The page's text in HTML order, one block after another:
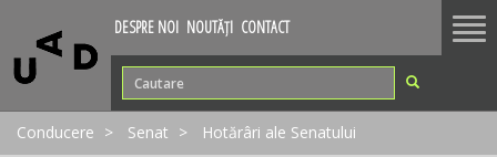
DESPRE NOI NOUTĂȚI CONTACT
Conducere Senat Hotărâri ale Senatului